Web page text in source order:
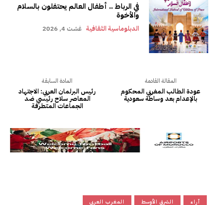
في الرباط .. أطفال العالم يحتفلون بالسلام
والأخوة
الدبلوماسية الثقافية غشت 4, 2026
المادة السابقة
رئيس البرلمان العربي: الاجتهاد
المعاصر سلاح رئيسي ضد
الجماعات المتطرفة
المقالة القادمة
عودة الطالب المغربي المحكوم
بالإعدام بعد وساطة سعودية